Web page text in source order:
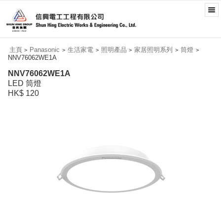
主頁 > Panasonic > 生活家電 > 照明產品 > 家居照明系列 > 筒燈 >
NNV76062WE1A
NNV76062WE1A
LED 筒燈
HK$ 120